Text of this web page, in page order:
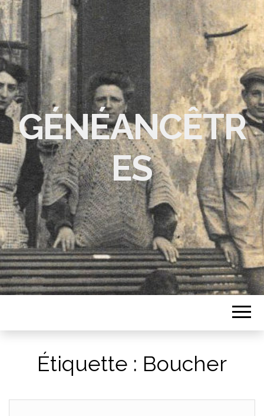
GÉNÉANCÊTR
ES
Étiquette : Boucher